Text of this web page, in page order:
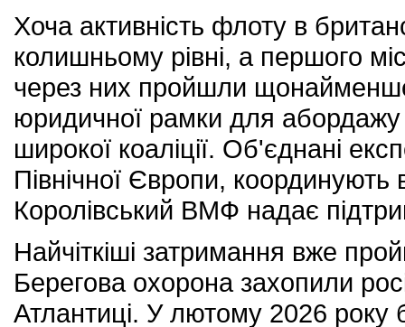
Хоча активність флоту в
колишньому рівні, а першого
через них пройшли щонайменше
юридичної рамки для
широкої коаліції. Об'єднані
Північної Європи, координують
Королівський ВМФ надає
Найчіткіші затримання вже
Берегова охорона захопили
Атлантиці. У лютому 2026 року